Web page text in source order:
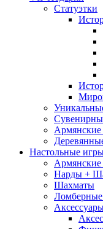
Статуэтки
Настольные
Нарды +
Шахматы